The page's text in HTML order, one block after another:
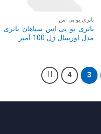
باتری یو پی اس
باتری یو پی اس سپاهان باتری
مدل اوربیتال ژل 100 آمپر
3
4